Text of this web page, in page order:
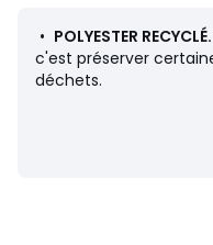
Tailles 36/37, 38/39
• POLYESTER RECYCLÉ.
c'est préserver
déchets.